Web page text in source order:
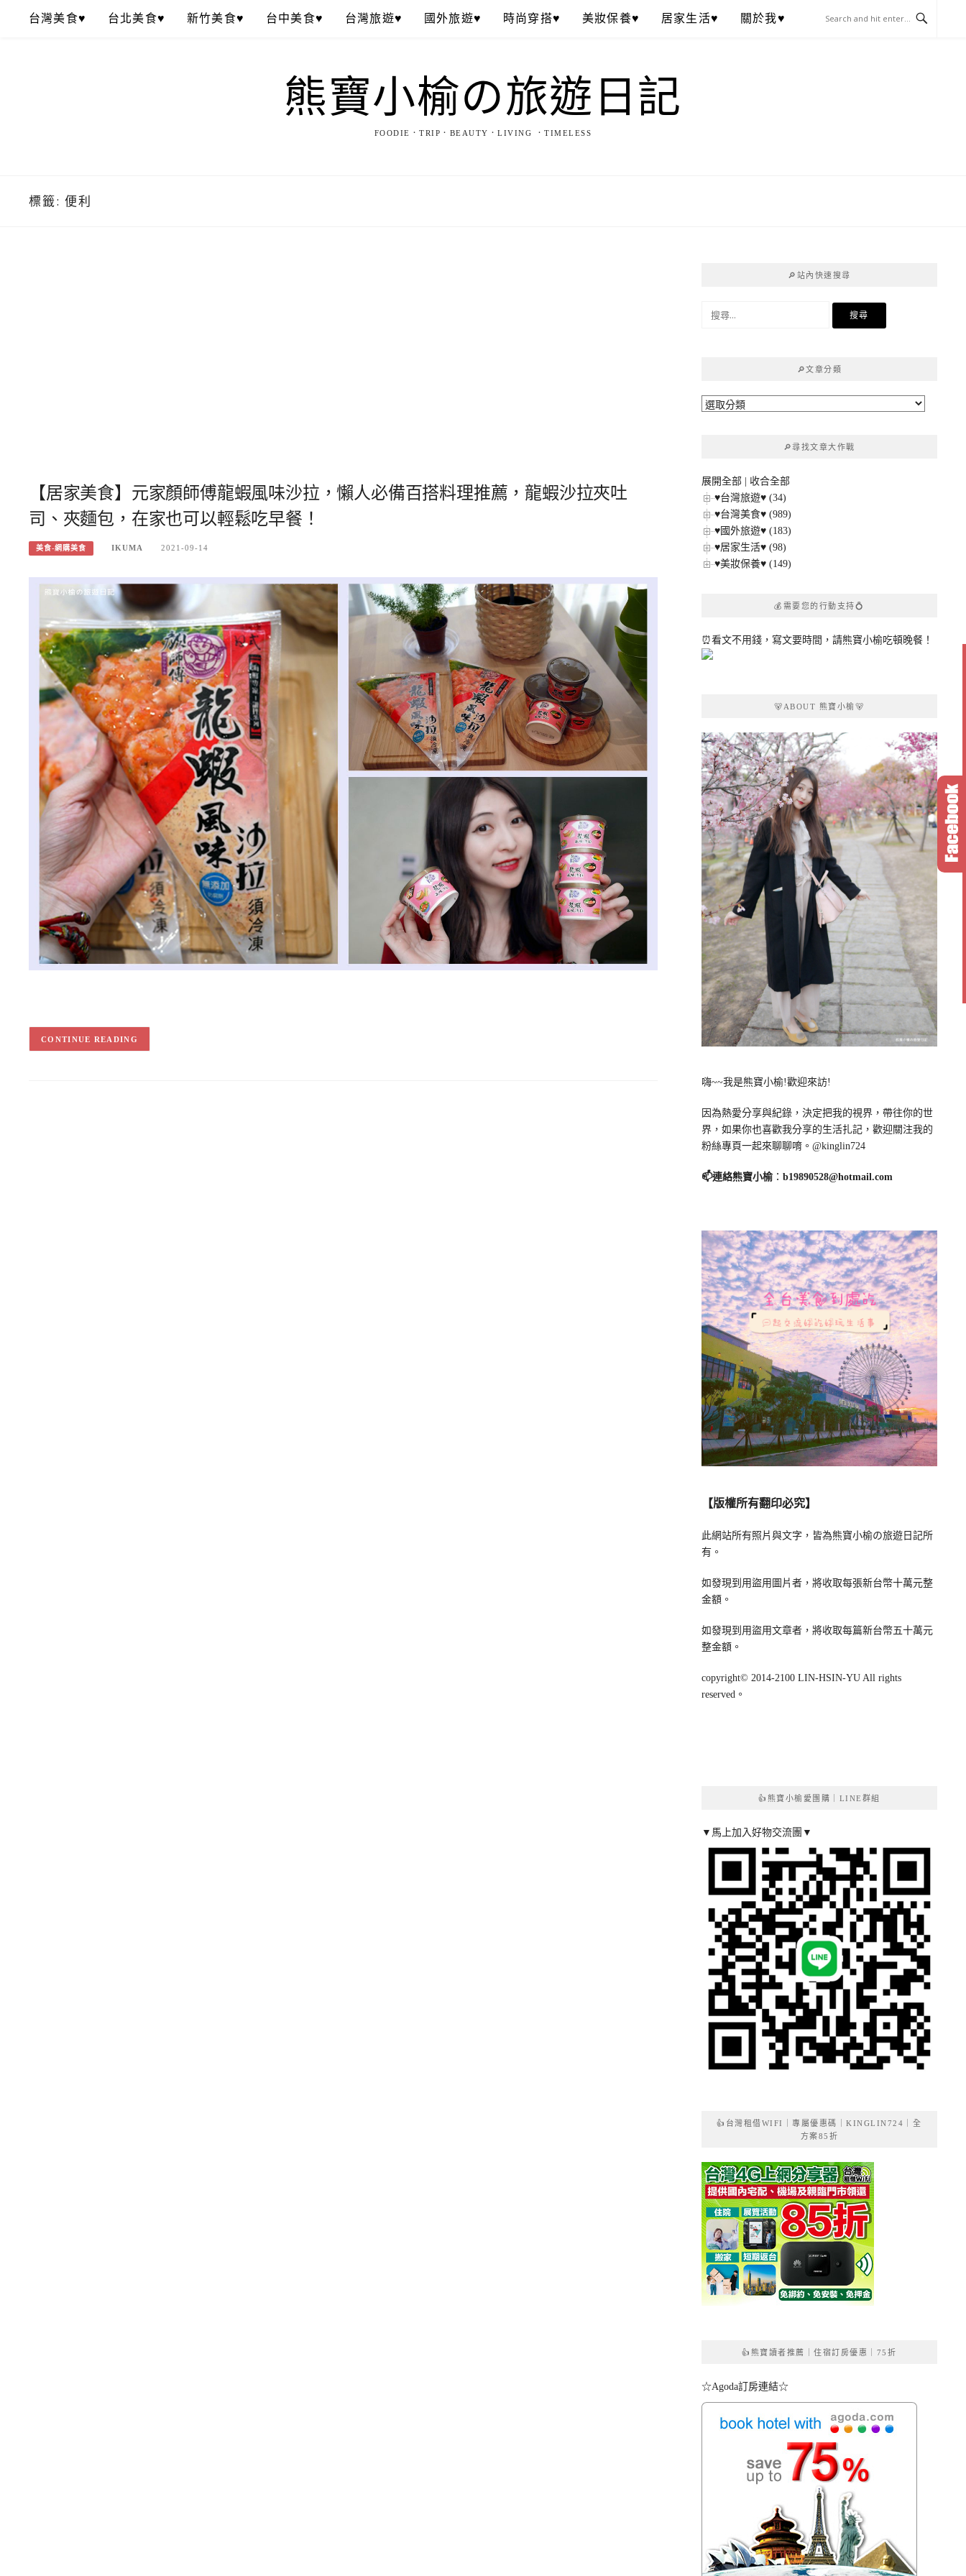
台灣美食♥ 台北美食♥ 新竹美食♥ 台中美食♥ 台灣旅遊♥ 國外旅遊♥ 時尚穿搭♥ 美妝保養♥ 居家生活♥ 關於我♥
熊寶小榆の旅遊日記
FOODIE．TRIP．BEAUTY．LIVING ．TIMELESS
標籤: 便利
【居家美食】元家顏師傅龍蝦風味沙拉，懶人必備百搭料理推薦，龍蝦沙拉夾吐
司、夾麵包，在家也可以輕鬆吃早餐！
美食-網購美食 IKUMA 2021-09-14
CONTINUE READING
🔎站內快速搜尋
🔎文章分類
🔎
🔎尋找文章大作戰
展開全部
收合全部
♥台灣旅遊♥ (34)
♥台灣美食♥ (989)
♥國外旅遊♥ (183)
♥居家生活♥ (98)
♥美妝保養♥ (149)
💰需要您的行動支持💍
⏰看文不用錢，寫文要時間，請熊寶小榆吃頓晚餐！
🐻ABOUT 熊寶小榆🐻
嗨~~我是熊寶小榆!歡迎來訪!
因為熱愛分享與紀錄，決定把我的視界，帶往你的世
界，如果你也喜歡我分享的生活扎記，歡迎關注我的
粉絲專頁一起來聊聊唷。@kinglin724
📫連絡熊寶小榆： b19890528@hotmail.com
【版權所有翻印必究】
此網站所有照片與文字，皆為熊寶小榆の旅遊日記所
有。
如發現到用盜用圖片者，將收取每張新台幣十萬元整
金額。
如發現到用盜用文章者，將收取每篇新台幣五十萬元
整金額。
copyright© 2014-2100 LIN-HSIN-YU All rights
reserved。
👍熊寶小榆愛團購｜LINE群組
▼馬上加入好物交流團▼
👍台灣租借WIFI｜專屬優惠碼｜KINGLIN724｜全
方案85折
👍熊寶讀者推薦｜住宿訂房優惠｜75折
☆Agoda訂房連結☆